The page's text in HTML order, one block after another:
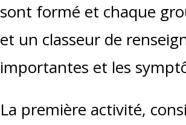
sont formé et chaque
et un classeur de
importantes et les
La première activité,